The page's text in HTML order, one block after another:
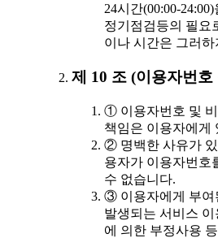
24시간(00:00-
정기점검등의 필요
이나 시간은 그러
제 10 조 (이용자번호
① 이용자번호 및 비
책임은 이용자에게
② 명백한 사유가 있
용자가 이용자번호
수 없습니다.
③ 이용자에게 부여
발생되는 서비스
에 의한 부정사용